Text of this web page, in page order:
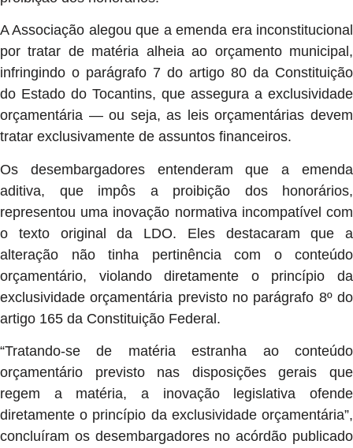
A Associação alegou que a emenda era inconstitucional
por tratar de matéria alheia ao orçamento municipal,
infringindo o parágrafo 7 do artigo 80 da Constituição
do Estado do Tocantins, que assegura a exclusividade
orçamentária — ou seja, as leis orçamentárias devem
tratar exclusivamente de assuntos financeiros.
Os desembargadores entenderam que a emenda
aditiva, que impôs a proibição dos honorários,
representou uma inovação normativa incompatível com
o texto original da LDO. Eles destacaram que a
alteração não tinha pertinência com o conteúdo
orçamentário, violando diretamente o princípio da
exclusividade orçamentária previsto no parágrafo 8º do
artigo 165 da Constituição Federal.
“Tratando-se de matéria estranha ao conteúdo
orçamentário previsto nas disposições gerais que
regem a matéria, a inovação legislativa ofende
diretamente o princípio da exclusividade orçamentária”,
concluíram os desembargadores no acórdão publicado